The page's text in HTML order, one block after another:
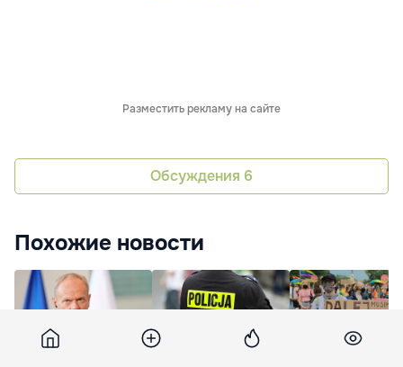
Разместить рекламу на сайте
Обсуждения 6
Похожие новости